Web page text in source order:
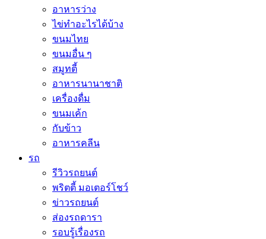
อาหารว่าง
ไข่ทำอะไรได้บ้าง
ขนมไทย
ขนมอื่น ๆ
สมูทตี้
อาหารนานาชาติ
เครื่องดื่ม
ขนมเค้ก
กับข้าว
อาหารคลีน
รถ
รีวิวรถยนต์
พริตตี้ มอเตอร์โชว์
ข่าวรถยนต์
ส่องรถดารา
รอบรู้เรื่องรถ